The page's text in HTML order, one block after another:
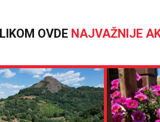
OVDE NAJVAŽNIJE